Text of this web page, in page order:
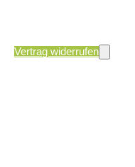
Vertrag widerrufen